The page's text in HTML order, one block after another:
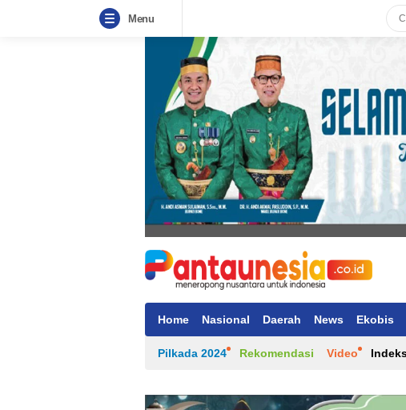
Menu
Home Nasional Daerah News Ekobis
Pilkada 2024 Rekomendasi Video